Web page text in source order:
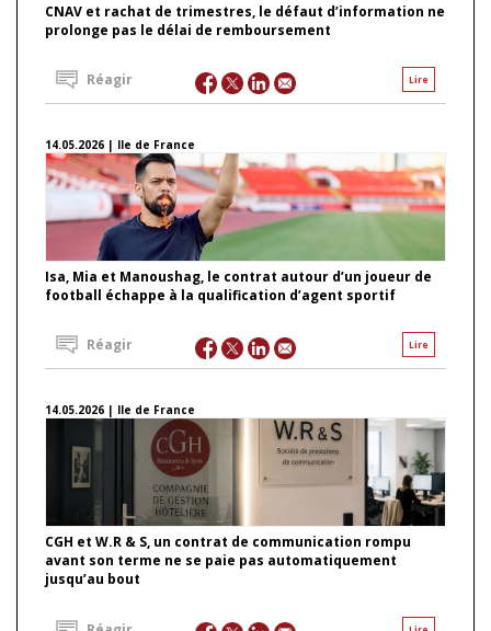
CNAV et rachat de trimestres, le défaut d’information ne
prolonge pas le délai de remboursement
Lire
Réagir
14.05.2026 | Ile de France
Isa, Mia et Manoushag, le contrat autour d’un joueur de
football échappe à la qualification d’agent sportif
Lire
Réagir
14.05.2026 | Ile de France
CGH et W.R & S, un contrat de communication rompu
avant son terme ne se paie pas automatiquement
jusqu’au bout